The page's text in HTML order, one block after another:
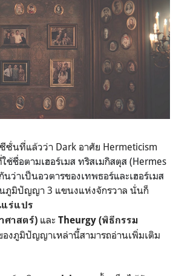
ซั่นที่แล้วว่า Dark อาศัย Hermeticism
ใช้ชื่อตามเฮอร์เมส ทริสเมกิสตุส (Hermes
นว่าเป็นอวตารของเทพธอร์และเฮอร์เมส
ภูมิปัญญา 3 แขนงแห่งจักรวาล นั่นก็
แร่แปร
ศาสตร์) และ Theurgy (พิธีกรรม
องภูมิปัญญาเหล่านี้สามารถอ่านเพิ่มเติม